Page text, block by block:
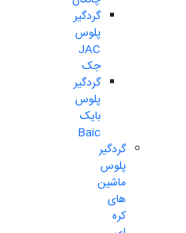
گردگیر
پلوس
JAC
جک
گردگیر
پلوس
بایک
Baic
گردگیر
پلوس
ماشین
های
کره